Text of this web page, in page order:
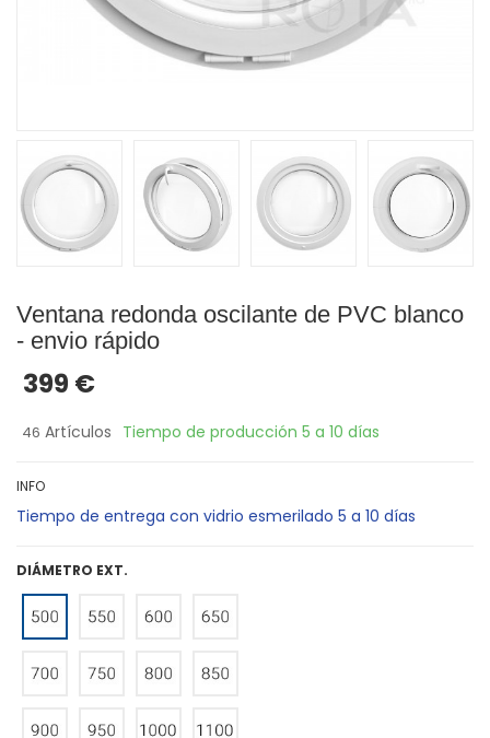
Ventana redonda oscilante de PVC blanco
- envio rápido
399 €
46 Artículos Tiempo de producción 5 a 10 días
INFO
Tiempo de entrega con vidrio esmerilado 5 a 10 días
DIÁMETRO EXT.